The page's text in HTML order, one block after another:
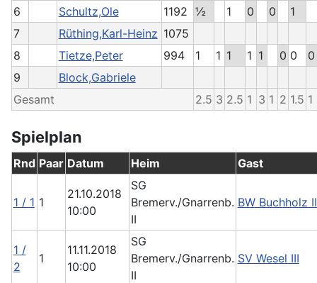
6
Schultz,Ole 1192 ½ 1 0 0
1
7
Rüthing,Karl-Heinz 1075
8
Tietze,Peter 994 1 1 1 1 1 0 0
0
9
Block,Gabriele
Gesamt
2.5 3 2.5 1 3 1 2 1.5 1
Spielplan
Rnd Paar Datum Heim Gast
1 / 1 1
21.10.2018
10:00
SG
Bremerv./Gnarrenb.
II
BW Buchholz
1 /
2
1
11.11.2018
10:00
SG
Bremerv./Gnarrenb.
II
SV Wesel III